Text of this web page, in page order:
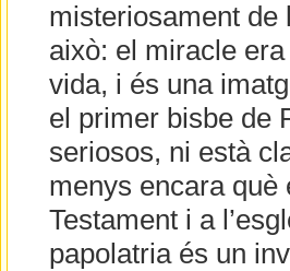
misteriosament de
això: el miracle era
vida, i és una
el primer bisbe de
seriosos, ni està
menys encara què
Testament i a
papolatria és un